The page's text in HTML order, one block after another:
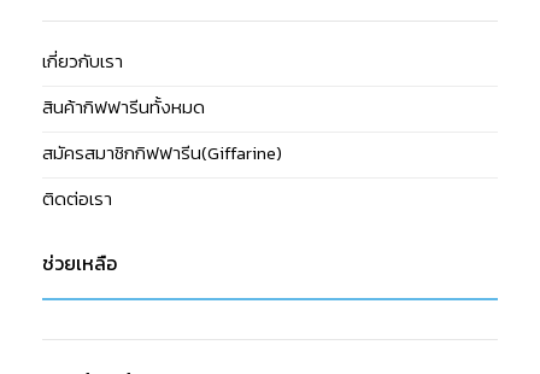
เกี่ยวกับเรา
สินค้ากิฟฟารีนทั้งหมด
สมัครสมาชิกกิฟฟารีน(Giffarine)
ติดต่อเรา
ช่วยเหลือ